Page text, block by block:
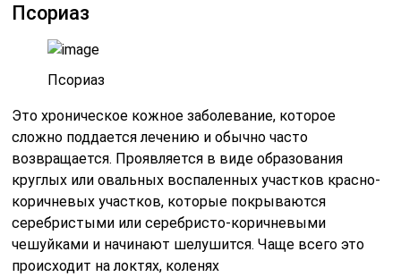
Псориаз
Псориаз
Это хроническое кожное заболевание, которое
сложно поддается лечению и обычно часто
возвращается. Проявляется в виде образования
круглых или овальных воспаленных участков красно-
коричневых участков, которые покрываются
серебристыми или серебристо-коричневыми
чешуйками и начинают шелушится. Чаще всего это
происходит на локтях, коленях